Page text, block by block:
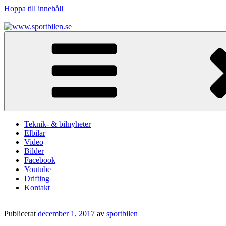
Hoppa till innehåll
www.sportbilen.se
Teknik- & bilnyheter
Elbilar
Video
Bilder
Facebook
Youtube
Drifting
Kontakt
Publicerat december 1, 2017 av sportbilen